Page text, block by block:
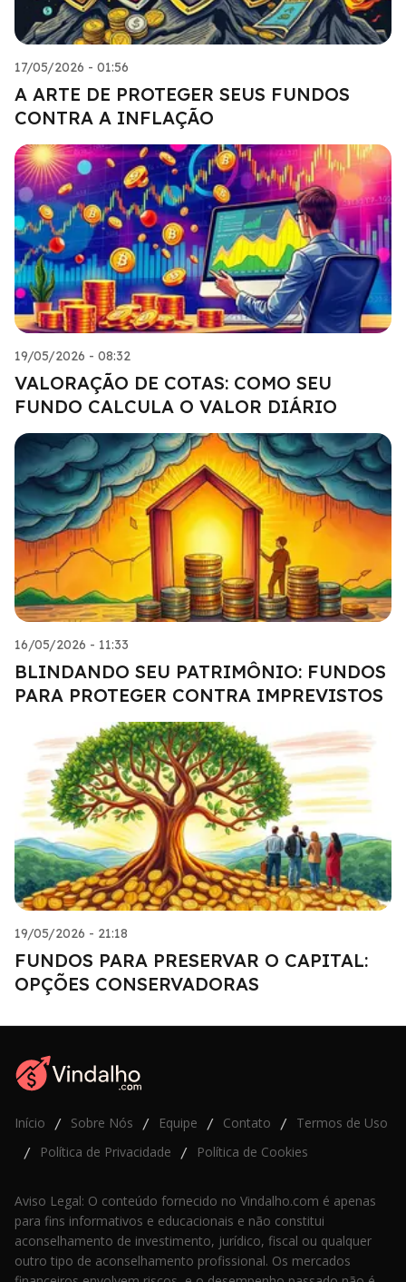
17/05/2026 - 01:56
A ARTE DE PROTEGER SEUS FUNDOS
CONTRA A INFLAÇÃO
19/05/2026 - 08:32
VALORAÇÃO DE COTAS: COMO SEU
FUNDO CALCULA O VALOR DIÁRIO
16/05/2026 - 11:33
BLINDANDO SEU PATRIMÔNIO: FUNDOS
PARA PROTEGER CONTRA IMPREVISTOS
19/05/2026 - 21:18
FUNDOS PARA PRESERVAR O CAPITAL:
OPÇÕES CONSERVADORAS
Início / Sobre Nós / Equipe / Contato / Termos de Uso
/ Política de Privacidade / Política de Cookies
Aviso Legal: O conteúdo fornecido no Vindalho.com é apenas
para fins informativos e educacionais e não constitui
aconselhamento de investimento, jurídico, fiscal ou qualquer
outro tipo de aconselhamento profissional. Os mercados